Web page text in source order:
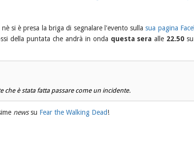
si è presa la briga di segnalare l'evento sullasua pagina
della puntata che andrà in onda questa sera alle 22.50 su
è stata fatta passare come un incidente.
newssu Fear the Walking Dead!